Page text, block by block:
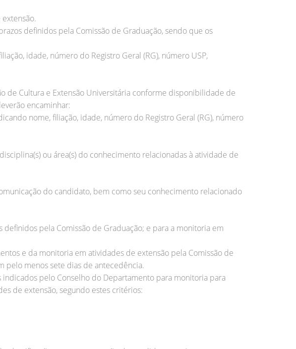
definidos pela Comissão de Graduação, sendo que os
idade, número do Registro Geral (RG), número USP,
de Cultura e Extensão Universitária conforme disponibilidade de
encaminhar:
nome, filiação, idade, número do Registro Geral (RG), número
ou área(s) do conhecimento relacionadas à atividade de
do candidato, bem como seu conhecimento relacionado
pela Comissão de Graduação; e para a monitoria em
e da monitoria em atividades de extensão pela Comissão de
pelo menos sete dias de antecedência.
pelo Conselho do Departamento para monitoria para
de extensão, segundo estes critérios: